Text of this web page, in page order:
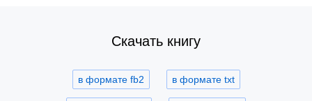
Скачать книгу
в формате fb2 в формате txt